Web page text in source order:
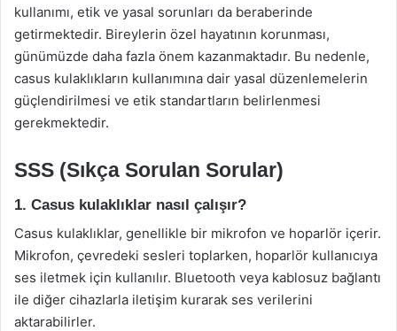
kullanımı, etik ve yasal sorunları da beraberinde
getirmektedir. Bireylerin özel hayatının korunması,
günümüzde daha fazla önem kazanmaktadır. Bu nedenle,
casus kulaklıkların kullanımına dair yasal düzenlemelerin
güçlendirilmesi ve etik standartların belirlenmesi
gerekmektedir.
SSS (Sıkça Sorulan Sorular)
1. Casus kulaklıklar nasıl çalışır?
Casus kulaklıklar, genellikle bir mikrofon ve hoparlör içerir.
Mikrofon, çevredeki sesleri toplarken, hoparlör kullanıcıya
ses iletmek için kullanılır. Bluetooth veya kablosuz bağlantı
ile diğer cihazlarla iletişim kurarak ses verilerini
aktarabilirler.